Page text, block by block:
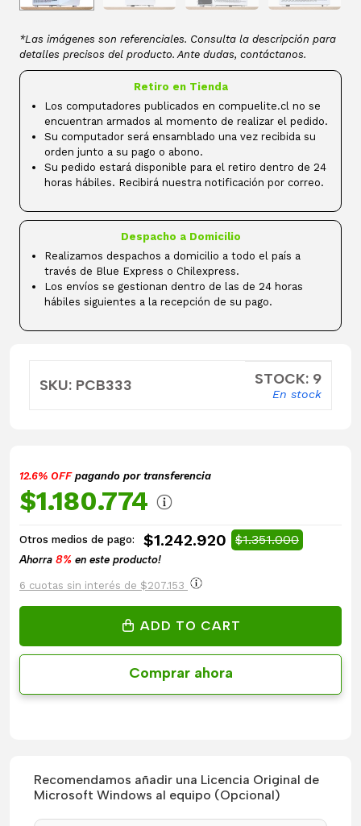
*Las imágenes son referenciales. Consulta la descripción para
detalles precisos del producto. Ante dudas, contáctanos.
Retiro en Tienda
Los computadores publicados en compuelite.cl no se
encuentran armados al momento de realizar el pedido.
Su computador será ensamblado una vez recibida su
orden junto a su pago o abono.
Su pedido estará disponible para el retiro dentro de 24
horas hábiles. Recibirá nuestra notificación por correo.
Despacho a Domicilio
Realizamos despachos a domicilio a todo el país a
través de Blue Express o Chilexpress.
Los envíos se gestionan dentro de las de 24 horas
hábiles siguientes a la recepción de su pago.
SKU: PCB333 STOCK: 9
En stock
12.6% OFFpagando por transferencia
$1.180.774
Otros medios de pago: $1.242.920 $1.351.000
Ahorra 8% en este producto!
6 cuotas sin interés de $207.153
ADD TO CART
Comprar ahora
Recomendamos añadir una Licencia Original de
Microsoft Windows al equipo (Opcional)